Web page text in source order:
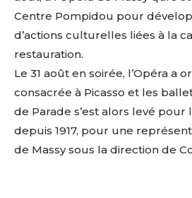
Centre Pompidou pour
d’actions culturelles liées à la
restauration.
Le 31 août en soirée, l’Opéra a
consacrée à Picasso et les
de Parade s’est alors levé pour
depuis 1917, pour une
de Massy sous la direction de